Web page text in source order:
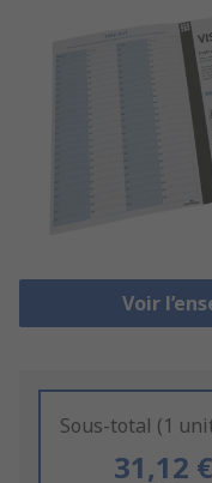
Voir
Sous-total (1
31,12 €